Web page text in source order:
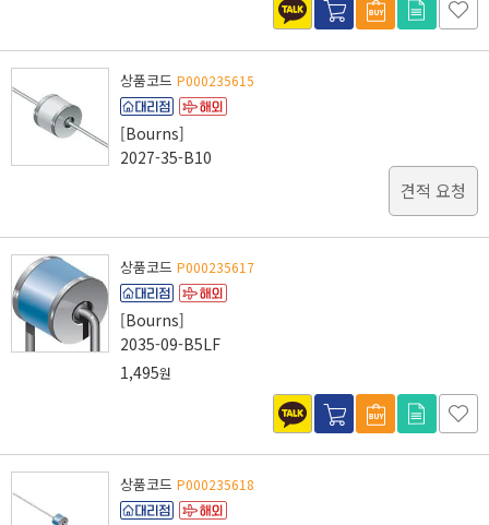
상품코드 P000235615
[Bourns]
2027-35-B10
견적 요청
상품코드 P000235617
[Bourns]
2035-09-B5LF
1,495원
상품코드 P000235618